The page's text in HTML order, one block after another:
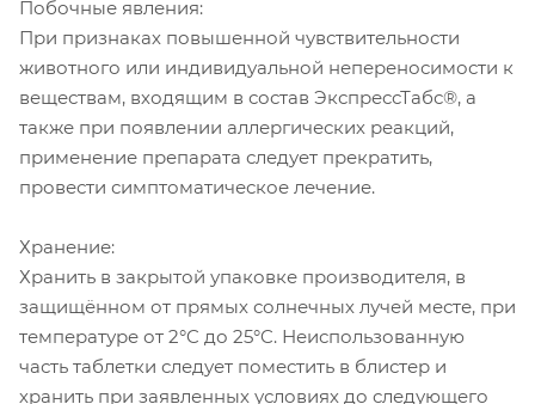
Побочные явления:
При признаках повышенной чувствительности
животного или индивидуальной непереносимости к
веществам, входящим в состав ЭкспрессТабс®, а
также при появлении аллергических реакций,
применение препарата следует прекратить,
провести симптоматическое лечение.
Хранение:
Хранить в закрытой упаковке производителя, в
защищённом от прямых солнечных лучей месте, при
температуре от 2°C до 25°C. Неиспользованную
часть таблетки следует поместить в блистер и
хранить при заявленных условиях до следующего